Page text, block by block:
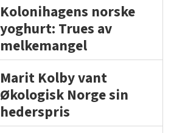
Kolonihagens norske
yoghurt: Trues av
melkemangel
Marit Kolby vant
Økologisk Norge sin
hederspris